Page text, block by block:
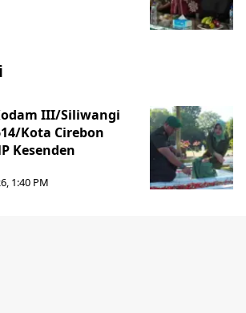
III/Siliwangi
Kota Cirebon
Kesenden
1:40 PM